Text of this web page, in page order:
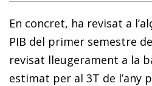
En concret, ha revisat a
PIB del primer semestre
revisat lleugerament a la
estimat per al 3T de l’any